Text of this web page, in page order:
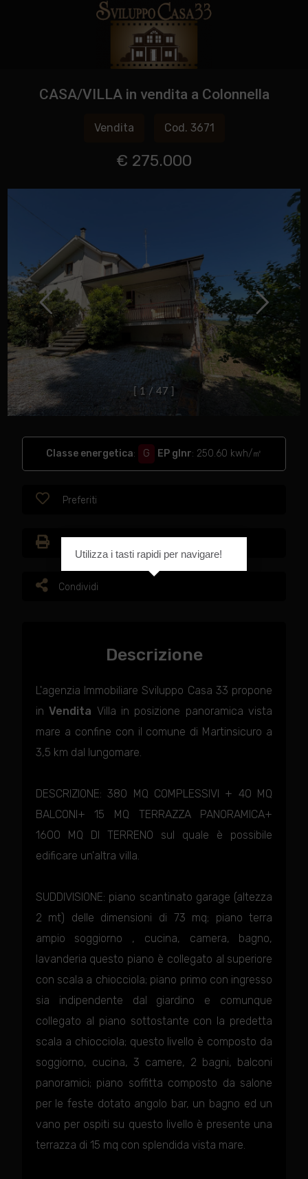
CASA/VILLA in vendita a Colonnella
Vendita Cod. 3671
€ 275.000
1 / 4 7
Classe energetica: G EP glnr: 250.60 kwh/㎡
Preferiti
Condividi
Descrizione
L'agenzia Immobiliare Sviluppo Casa 33 propone
inVendita Villa in posizione panoramica vista
mare a confine con il comune di Martinsicuro a
3,5 km dal lungomare.
DESCRIZIONE: 380 MQ COMPLESSIVI + 40 MQ
BALCONI+ 15 MQ TERRAZZA PANORAMICA+
1600 MQ DI TERRENO sul quale è possibile
edificare un'altra villa.
SUDDIVISIONE: piano scantinato garage (altezza
2 mt) delle dimensioni di 73 mq; piano terra
ampio soggiorno , cucina, camera, bagno,
lavanderia questo piano è collegato al superiore
con scala a chiocciola; piano primo con ingresso
sia indipendente dal giardino e comunque
collegato al piano sottostante con la predetta
scala a chiocciola; questo livello è composto da
soggiorno, cucina, 3 camere, 2 bagni, balconi
panoramici; piano soffitta composto da salone
per le feste dotato angolo bar, un bagno ed un
vano per ospiti su questo livello è presente una
terrazza di 15 mq con splendida vista mare.
Utilizza i tasti rapidi per navigare!